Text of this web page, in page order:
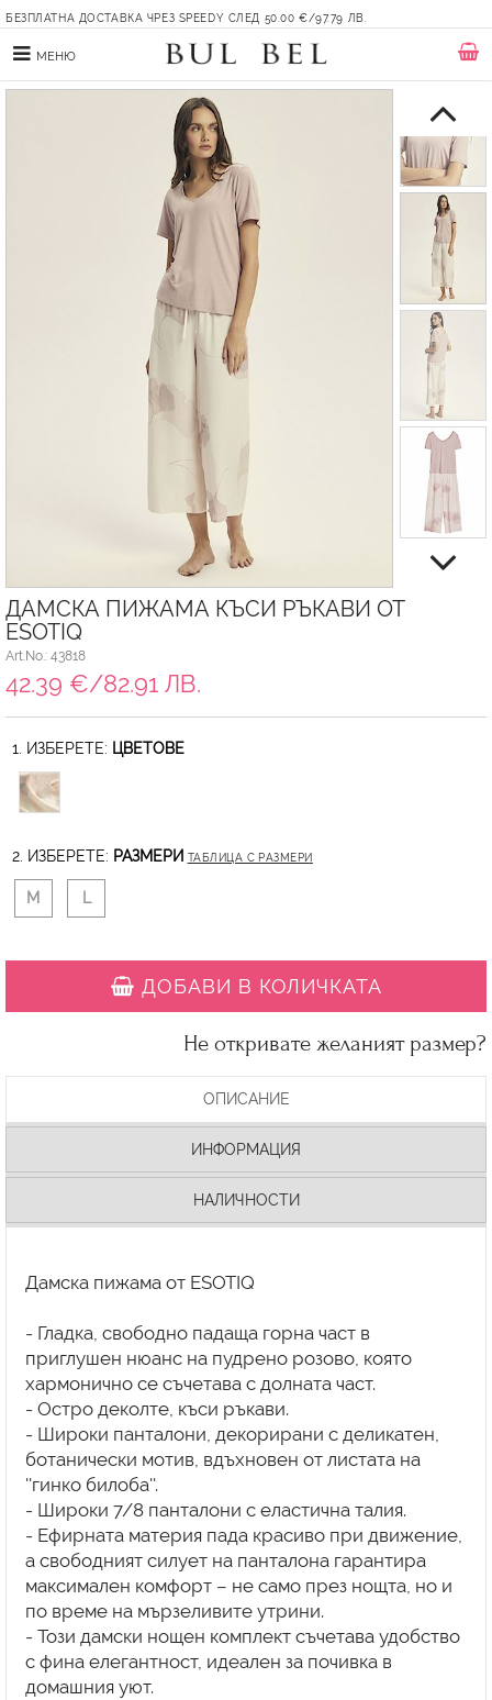
БЕЗПЛАТНА ДОСТАВКА ЧРЕЗ SPEEDY СЛЕД 50.00 €/97.79 ЛВ.
МЕНЮ
ДАМСКА ПИЖАМА КЪСИ РЪКАВИ ОТ
ESOTIQ
Art.No.: 43818
42.39 €/82.91 ЛВ.
1. ИЗБЕРЕТЕ: ЦВЕТОВЕ
2. ИЗБЕРЕТЕ: РАЗМЕРИ ТАБЛИЦА С РАЗМЕРИ
M L
ДОБАВИ В КОЛИЧКАТА
Не откривате желаният размер?
ОПИСАНИЕ
ИНФОРМАЦИЯ
НАЛИЧНОСТИ
Дамска пижама от ESOTIQ
- Гладка, свободно падаща горна част в
приглушен нюанс на пудрено розово, която
хармонично се съчетава с долната част.
- Остро деколте, къси ръкави.
- Широки панталони, декорирани с деликатен,
ботанически мотив, вдъхновен от листата на
''гинко билоба''.
- Широки 7/8 панталони с еластична талия.
- Ефирната материя пада красиво при движение,
а свободният силует на панталона гарантира
максимален комфорт – не само през нощта, но и
по време на мързеливите утрини.
- Този дамски нощен комплект съчетава удобство
с фина елегантност, идеален за почивка в
домашния уют.